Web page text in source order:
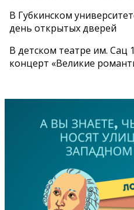
В Губкинском
день открытых дверей
В детском театре им. Сац
концерт «Великие